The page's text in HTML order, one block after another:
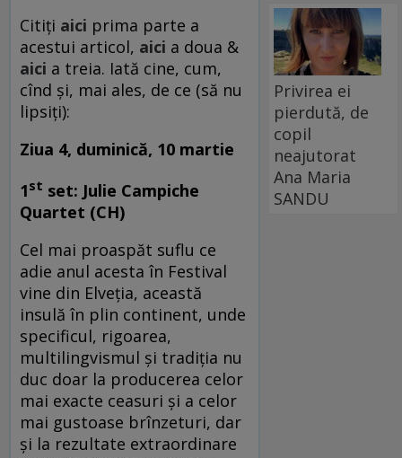
Citiți aici prima parte a
acestui articol, aici a doua &
aici a treia. Iată cine, cum,
cînd și, mai ales, de ce (să nu
lipsiți):
Ziua 4, duminică, 10 martie
1st set: Julie Campiche
Quartet (CH)
Cel mai proaspăt suflu ce
adie anul acesta în Festival
vine din Elveția, această
insulă în plin continent, unde
specificul, rigoarea,
multilingvismul și tradiția nu
duc doar la producerea celor
mai exacte ceasuri și a celor
mai gustoase brînzeturi, dar
și la rezultate extraordinare
Privirea ei
pierdută, de
copil
neajutorat
Ana Maria
SANDU